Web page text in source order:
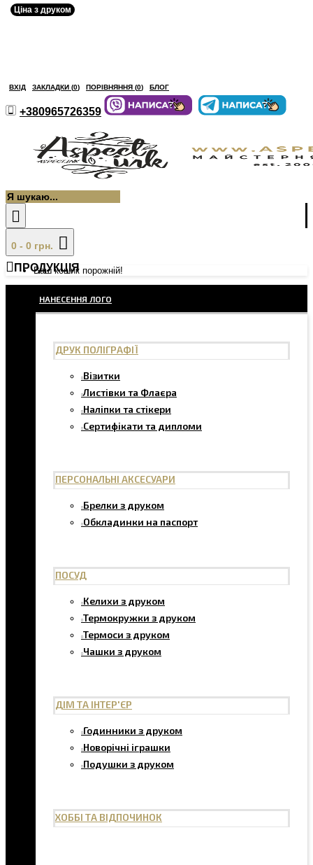
ВХІД ЗАКЛАДКИ (0) ПОРІВНЯННЯ (0) БЛОГ
+380965726359
0 - 0 грн.
Ваш кошик порожній!
ПРОДУКЦІЯ
НАНЕСЕННЯ ЛОГО
ДРУК ПОЛІГРАФІЇ
Візитки
Листівки та Флаєра
Наліпки та стікери
Сертифікати та дипломи
ПЕРСОНАЛЬНІ АКСЕСУАРИ
Брелки з друком
Обкладинки на паспорт
ПОСУД
Келихи з друком
Термокружки з друком
Термоси з друком
Чашки з друком
ДІМ ТА ІНТЕР'ЄР
Годинники з друком
Новорічні іграшки
Подушки з друком
ХОББІ ТА ВІДПОЧИНОК
Ціна з друком